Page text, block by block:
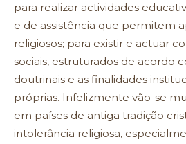
para realizar actividades
e de assistência que permitem
religiosos; para existir e actuar
sociais, estruturados de acordo
doutrinais e as finalidades
próprias. Infelizmente vão-se
em países de antiga tradição
intolerância religiosa,